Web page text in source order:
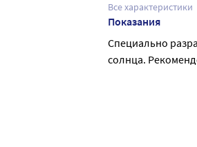
Все характеристики
Показания
Специально
солнца.